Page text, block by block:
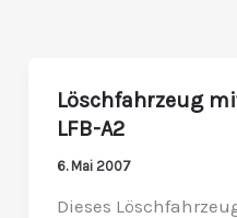
Löschfahrzeug
LFB-A2
6. Mai 2007
Dieses
Löschfahrzeug
mit
Bergeausrüstung,